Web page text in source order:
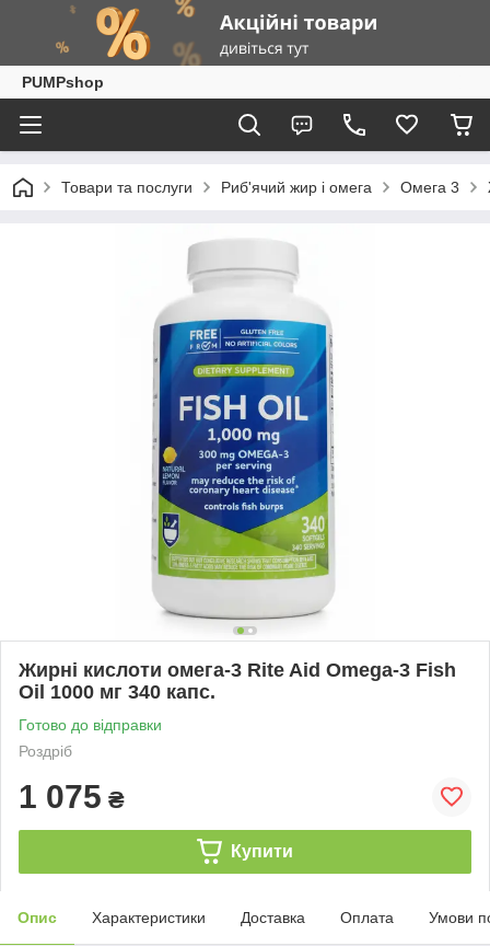
PUMPshop
Товари та послуги Риб'ячий жир і омега Омега 3
Жирні кислоти омега-3 Rite Aid Omega-3 Fish
Oil 1000 мг 340 капс.
Готово до відправки
Роздріб
1 075 ₴
Купити
Опис Характеристики Доставка Оплата Умови